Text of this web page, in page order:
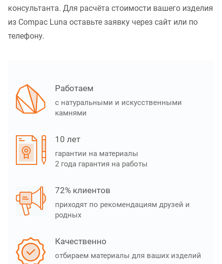
консультанта. Для расчёта стоимости вашего изделия
из Compac Luna оставьте заявку через сайт или по
телефону.
Работаем
с натуральными и искусственными
камнями
10 лет
гарантии на материалы
2 года гарантия на работы
72% клиентов
приходят по рекомендациям друзей и
родных
Качественно
отбираем материалы для ваших изделий